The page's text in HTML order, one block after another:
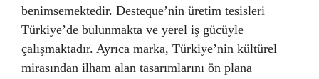
benimsemektedir. Desteque’nin üretim tesisleri
Türkiye’de bulunmakta ve yerel iş gücüyle
çalışmaktadır. Ayrıca marka, Türkiye’nin kültürel
mirasından ilham alan tasarımlarını ön plana